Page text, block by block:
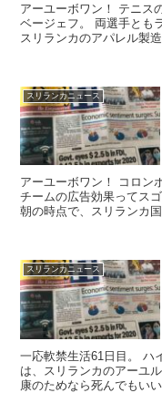
アーユーボワン！ テニスの全豪オープン決勝、ジョコビッチ vs メド
ベージェフ。 両選手ともラコステがスポンサー。で、ラコステには
スリランカのアパレル製
スリランカニュース
アーユーボワン！ コロンボで "Rakuten" を目にするの巻。世界有名
チームの広告効果ってスゴい。 スリランカのコロナ関連
朝の時点で、スリランカ
スリランカニュース
一応軟禁生活61日目。 ハイパーメディアクリエイター 高城剛さん
は、スリランカのアーユル
康のためなら死んでもいい」。名言。 この本